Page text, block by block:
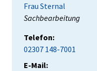
Frau Sternal
Position:
Sachbearbeitung
Telefon:
02307 148-7001
E-Mail: